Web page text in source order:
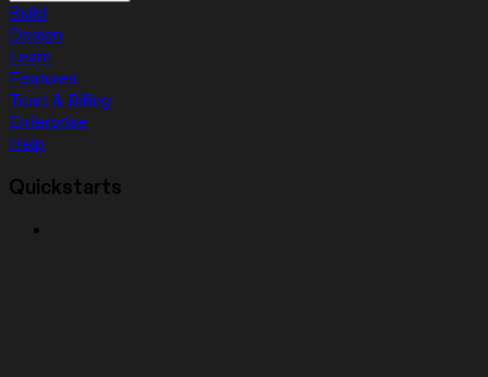
Build
Design
Learn
Features
Trust & Billing
Enterprise
Help
Quickstarts